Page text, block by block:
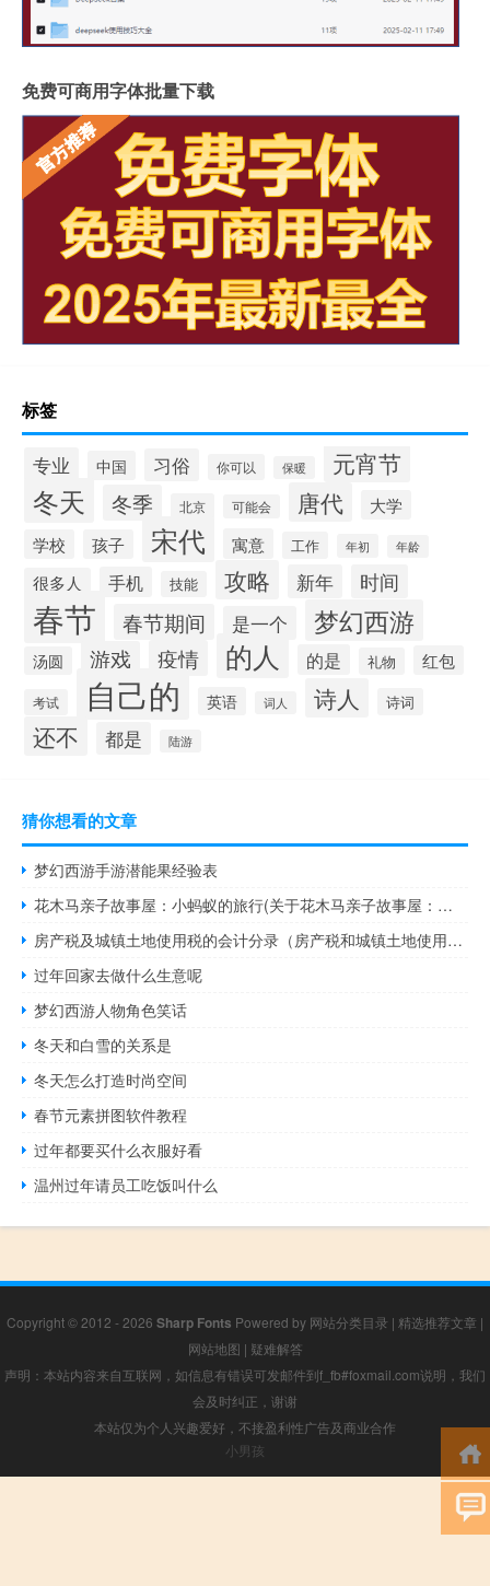
免费可商用字体批量下载
标签
专业 中国 习俗 你可以 保暖 元宵节
冬天 冬季 北京 可能会 唐代
大学
学校
孩子 宋代 寓意 工作 年初 年龄
很多人 手机 技能 攻略 新年 时间
春节 春节期间 是一个 梦幻西游
汤圆 游戏 疫情 的人 的是 礼物 红包
考试 自己的 英语 词人 诗人 诗词
还不 都是 陆游
猜你想看的文章
梦幻西游手游潜能果经验表
花木马亲子故事屋：小蚂蚁的旅行(关于花木马亲子故事屋：小蚂蚁的旅行简述)
房产税及城镇土地使用税的会计分录（房产税和城镇土地使用税计入什么科目）
过年回家去做什么生意呢
梦幻西游人物角色笑话
冬天和白雪的关系是
冬天怎么打造时尚空间
春节元素拼图软件教程
过年都要买什么衣服好看
温州过年请员工吃饭叫什么
Copyright © 2012 - 2026 Sharp Fonts Powered by 网站分类目录 | 精选推荐文章 |
网站地图 | 疑难解答
声明：本站内容来自互联网，如信息有错误可发邮件到f_fb#foxmail.com说明，我们
会及时纠正，谢谢
本站仅为个人兴趣爱好，不接盈利性广告及商业合作
小男孩